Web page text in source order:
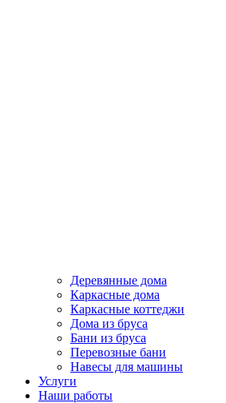
Деревянные дома
Каркасные дома
Каркасные коттеджи
Дома из бруса
Бани из бруса
Перевозные бани
Навесы для машины
Услуги
Наши работы